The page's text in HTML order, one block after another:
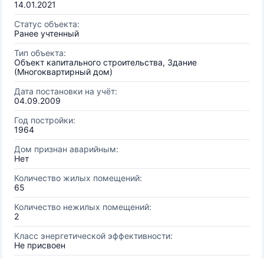
14.01.2021
Статус объекта:
Ранее учтенный
Тип объекта:
Объект капитального строительства, Здание
(Многоквартирный дом)
Дата постановки на учёт:
04.09.2009
Год постройки:
1964
Дом признан аварийным:
Нет
Количество жилых помещений:
65
Количество нежилых помещений:
2
Класс энергетической эффективности:
Не присвоен